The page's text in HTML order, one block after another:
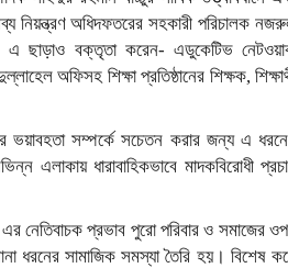
নিয়ন্ত্রণ অধিদফতরের সহকারী পরিচালক
এ ছাড়াও বক্তৃতা করেন- এডুকেটিভ
অফিসহ শিক্ষা প্রতিষ্ঠানের শিক্ষক,
ভয়াবহতা সম্পর্কে সচেতন করার জন্য এ
এলাকায় ধারাবাহিকভাবে মাদকবিরোধী
নেতিবাচক প্রভাব পুরো পরিবার ও সমাজের
ধরনের সামাজিক সমস্যা তৈরি হয়। বিশেষ